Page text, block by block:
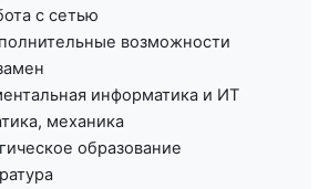
с сетью
возможности
информатика и ИТ
механика
образование